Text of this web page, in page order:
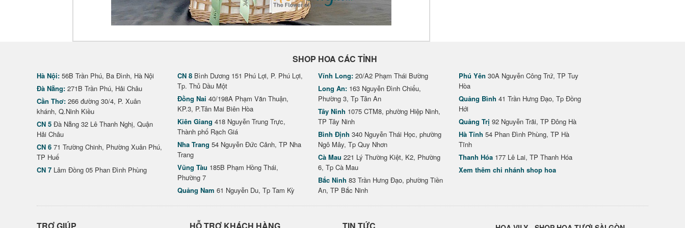
SHOP HOA CÁC TỈNH
Hà Nội: 56B Trần Phú, Ba Đình, Hà Nội
Đà Nẵng: 271B Trần Phú, Hải Châu
Cần Thơ: 266 đường 30/4, P. Xuân
khánh, Q.Ninh Kiều
CN 5 Đà Nẵng 32 Lê Thanh Nghị, Quận
Hải Châu
CN 6 71 Trường Chinh, Phường Xuân Phú,
TP Huế
CN 7 Lâm Đồng 05 Phan Đình Phùng
CN 8 Bình Dương 151 Phú Lợi, P. Phú Lợi,
Tp. Thủ Dầu Một
Đồng Nai 40/198A Phạm Văn Thuận,
KP.3, P.Tân Mai Biên Hòa
Kiên Giang 418 Nguyễn Trung Trực,
Thành phố Rạch Giá
Nha Trang 54 Nguyễn Đức Cảnh, TP Nha
Trang
Vũng Tàu 185B Phạm Hồng Thái,
Phường 7
Quảng Nam 61 Nguyễn Du, Tp Tam Kỳ
Vĩnh Long: 20/A2 Phạm Thái Bường
Long An: 163 Nguyễn Đình Chiểu,
Phường 3, Tp Tân An
Tây Ninh 1075 CTM8, phường Hiệp Ninh,
TP Tây Ninh
Bình Định 340 Nguyễn Thái Học, phường
Ngô Mây, Tp Quy Nhơn
Cà Mau 221 Lý Thường Kiệt, K2, Phường
6, Tp Cà Mau
Bắc Ninh 83 Trần Hưng Đạo, phường Tiền
An, TP Bắc Ninh
Phú Yên 30A Nguyễn Công Trứ, TP Tuy
Hòa
Quảng Bình 41 Trần Hưng Đạo, Tp Đồng
Hới
Quảng Trị 92 Nguyễn Trãi, TP Đông Hà
Hà Tĩnh 54 Phan Đình Phùng, TP Hà
Tĩnh
Thanh Hóa 177 Lê Lai, TP Thanh Hóa
Xem thêm chi nhánh shop hoa